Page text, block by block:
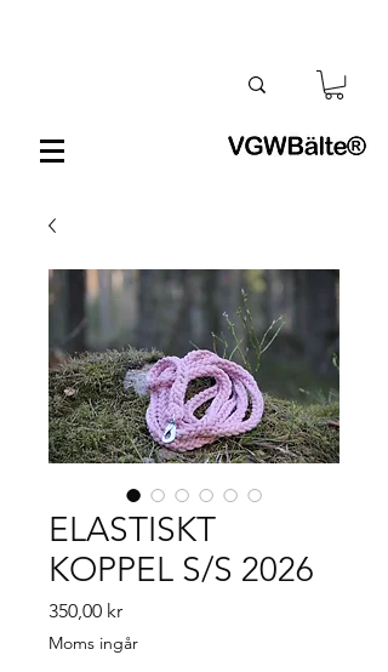
ELASTISKT
KOPPEL S/S 2026
350,00 krPris
Moms ingår